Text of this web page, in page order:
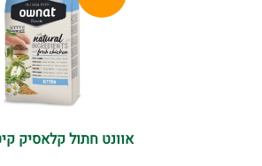
אוונט חתול קלאסיק קיטן